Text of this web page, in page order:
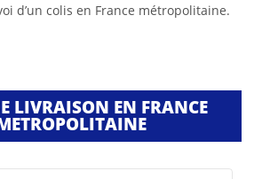
d’un colis en France métropolitaine.
LIVRAISON EN FRANCE